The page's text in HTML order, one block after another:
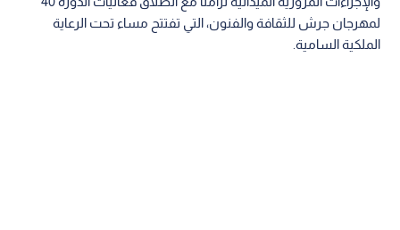
لمهرجان جرش للثقافة والفنون، التي تفتتح مساء تحت الرعاية
الملكية السامية.